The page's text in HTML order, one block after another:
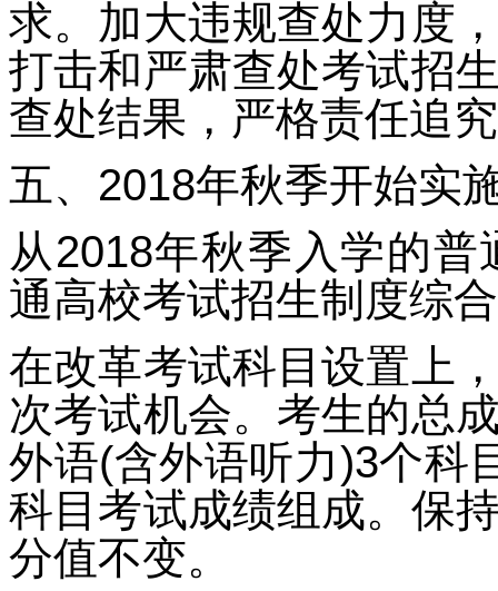
求。加大违规查处力度
打击和严肃查处考试招
查处结果，严格责任追
五、2018年秋季开始实
从2018年秋季入学的
通高校考试招生制度综
在改革考试科目设置上
次考试机会。考生的总
外语(含外语听力)3个科
科目考试成绩组成。保
分值不变。